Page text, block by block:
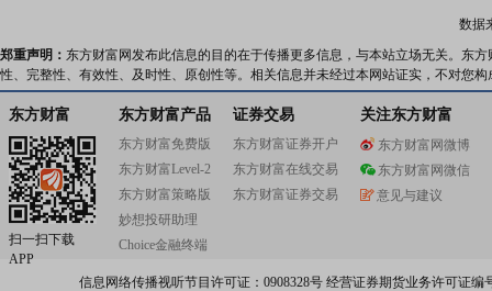
数据
郑重声明： 东方财富网发布此信息的目的在于传播更多信息，与本站立场无关。东
性、完整性、有效性、及时性、原创性等。相关信息并未经过本网站证实，不对您
东方财富
扫一扫下载
APP
东方财富产品
东方财富免费版
东方财富Level-2
东方财富策略版
妙想投研助理
Choice金融终端
证券交易
东方财富证券开户
东方财富在线交易
东方财富证券交易
关注东方财富
东方财富网微博
东方财富网微信
意见与建议
信息网络传播视听节目许可证：0908328号 经营证券期货业务许可证编